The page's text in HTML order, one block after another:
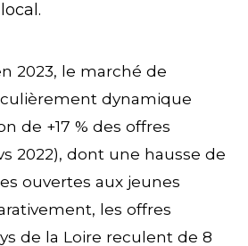
2023, le marché de
dynamique
de +17 % des offres
2022), dont une hausse de
ouvertes aux jeunes
les offres
de la Loire reculent de 8